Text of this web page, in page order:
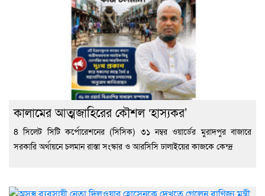
কালামের আত্মজাহিরের কৌশল ‘হাস্যকর’
8 সিলেট সিটি কর্পোরেশনের (সিসিক) ৩১ নম্বর ওয়ার্ডের মুরাদপুর বাজারে
সরকারি অর্থায়নে চলমান রাস্তা সংস্কার ও আরসিসি ঢালাইয়ের কাজকে কেন্দ্র